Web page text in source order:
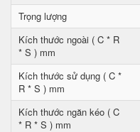
Trọng lượng
Kích thước ngoài ( C * R
* S ) mm
Kích thước sử dụng ( C *
R * S ) mm
Kích thước ngăn kéo ( C
* R * S ) mm